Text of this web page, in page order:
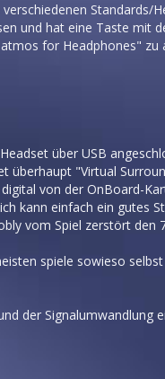
und hat eine Taste
for Headphones"
über USB
"Virtual
von der OnBoard-
kann einfach ein gutes
vom Spiel zerstört den
spiele sowieso
der Signalumwandlung